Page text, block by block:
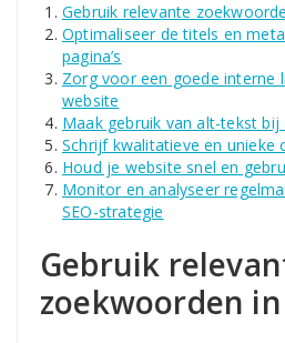
Gebruik relevante
Optimaliseer de titels en
pagina’s
Zorg voor een goede interne
website
Maak gebruik van alt-tekst bij
Schrijf kwalitatieve en unieke
Houd je website snel en
Monitor en analyseer
SEO-strategie
Gebruik
zoekwoorden